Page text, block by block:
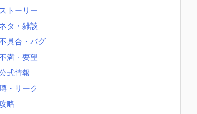
ストーリー
ネタ・雑談
具合・バグ
満・要望
式情報
・リーク
略